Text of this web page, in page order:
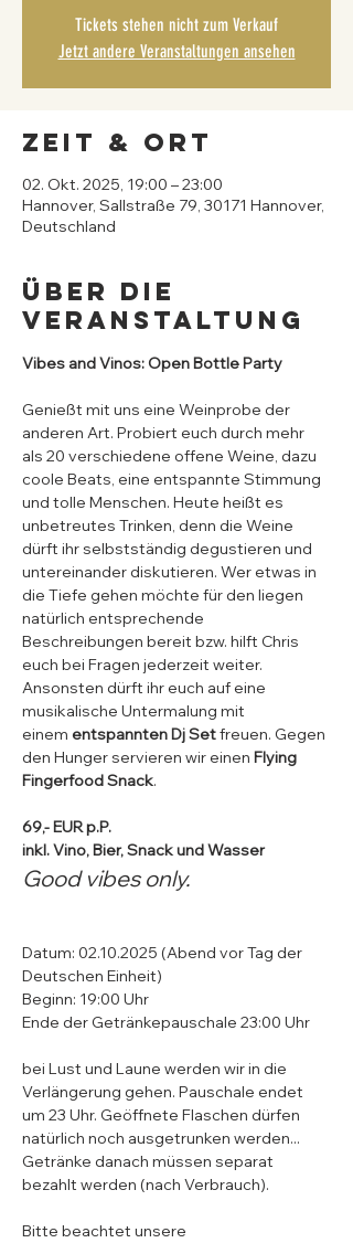
Tickets stehen nicht zum Verkauf
Jetzt andere Veranstaltungen ansehen
Zeit & Ort
02. Okt. 2025, 19:00 – 23:00
Hannover, Sallstraße 79, 30171 Hannover,
Deutschland
Über die
Veranstaltung
Vibes and Vinos: Open Bottle Party
Genießt mit uns eine Weinprobe der
anderen Art. Probiert euch durch mehr
als 20 verschiedene offene Weine, dazu
coole Beats, eine entspannte Stimmung
und tolle Menschen. Heute heißt es
unbetreutes Trinken, denn die Weine
dürft ihr selbstständig degustieren und
untereinander diskutieren. Wer etwas in
die Tiefe gehen möchte für den liegen
natürlich entsprechende
Beschreibungen bereit bzw. hilft Chris
euch bei Fragen jederzeit weiter.
Ansonsten dürft ihr euch auf eine
musikalische Untermalung mit
einem entspannten Dj Set freuen. Gegen
den Hunger servieren wir einen Flying
Fingerfood Snack.
69,- EUR p.P.​
inkl. Vino, Bier, Snack und Wasser
Good vibes only.
Datum: 02.10.2025 (Abend vor Tag der
Deutschen Einheit)
Beginn: 19:00 Uhr
Ende der Getränkepauschale 23:00 Uhr
bei Lust und Laune werden wir in die
Verlängerung gehen. Pauschale endet
um 23 Uhr. Geöffnete Flaschen dürfen
natürlich noch ausgetrunken werden...
Getränke danach müssen separat
bezahlt werden (nach Verbrauch).
Bitte beachtet unsere